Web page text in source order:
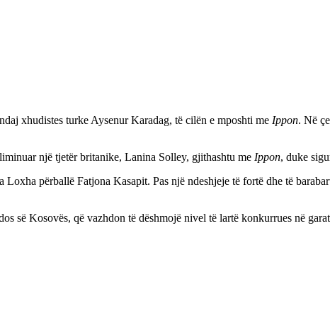
xhudistes turke Aysenur Karadag, të cilën e mposhti me Ippon. Në
një tjetër britanike, Lanina Solley, gjithashtu me Ippon, duke
përballë Fatjona Kasapit. Pas një ndeshjeje të fortë dhe të
së Kosovës, që vazhdon të dëshmojë nivel të lartë konkurrues në